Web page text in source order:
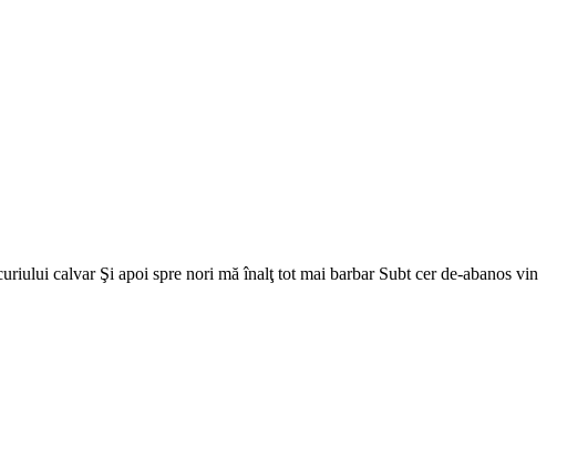
calvar Şi apoi spre nori mă înalţ tot mai barbar Subt cer de-abanos vin